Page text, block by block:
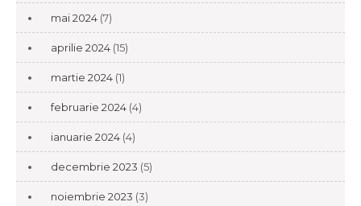
mai 2024 (7)
aprilie 2024 (15)
martie 2024 (1)
februarie 2024 (4)
ianuarie 2024 (4)
decembrie 2023 (5)
noiembrie 2023 (3)